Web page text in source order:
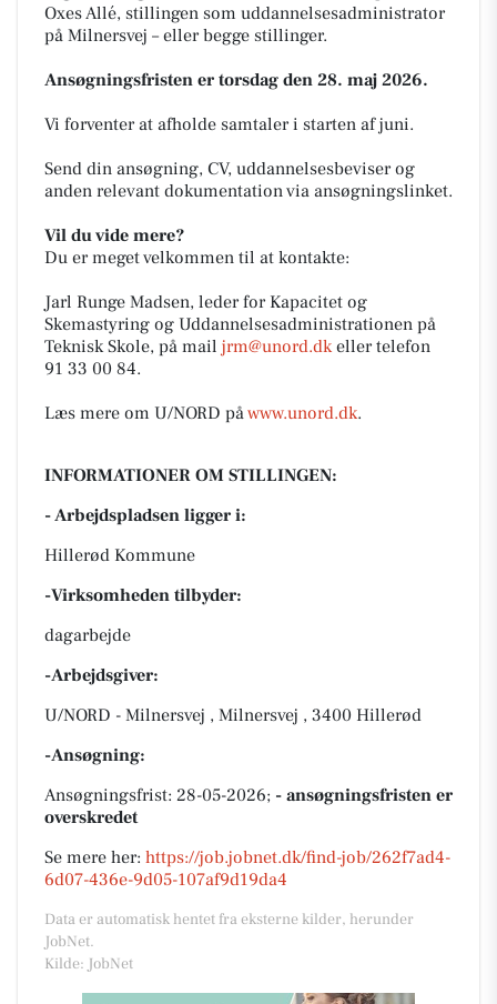
Oxes Allé, stillingen som uddannelsesadministrator
på Milnersvej – eller begge stillinger.
Ansøgningsfristen er torsdag den 28. maj 2026.
Vi forventer at afholde samtaler i starten af juni.
Send din ansøgning, CV, uddannelsesbeviser og
anden relevant dokumentation via ansøgningslinket.
Vil du vide mere?
Du er meget velkommen til at kontakte:
Jarl Runge Madsen, leder for Kapacitet og
Skemastyring og Uddannelsesadministrationen på
Teknisk Skole, på mail jrm@unord.dkeller telefon
91 33 00 84.
Læs mere om U/NORD påwww.unord.dk.
INFORMATIONER OM STILLINGEN:
- Arbejdspladsen ligger i:
Hillerød Kommune
-Virksomheden tilbyder:
dagarbejde
-Arbejdsgiver:
U/NORD - Milnersvej , Milnersvej , 3400 Hillerød
-Ansøgning:
Ansøgningsfrist: 28-05-2026; - ansøgningsfristen er
overskredet
Se mere her: https://job.jobnet.dk/find-job/262f7ad4-
6d07-436e-9d05-107af9d19da4
Data er automatisk hentet fra eksterne kilder, herunder
JobNet.
Kilde: JobNet